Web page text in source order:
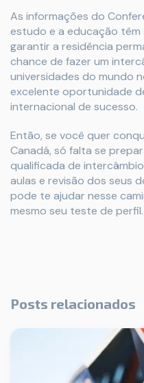
As informações do
estudo e a educação têm
garantir a residência
chance de fazer um
universidades do mundo
excelente oportunidade
internacional de sucesso.
Então, se você quer
Canadá, só falta se
qualificada de
aulas e revisão dos seus
pode te ajudar nesse
mesmo seu teste de perfil.
Posts relacionados